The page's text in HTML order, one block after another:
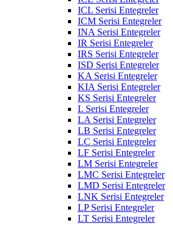
ICL Serisi Entegreler
ICM Serisi Entegreler
INA Serisi Entegreler
IR Serisi Entegreler
IRS Serisi Entegreler
ISD Serisi Entegreler
KA Serisi Entegreler
KIA Serisi Entegreler
KS Serisi Entegreler
L Serisi Entegreler
LA Serisi Entegreler
LB Serisi Entegreler
LC Serisi Entegreler
LF Serisi Entegreler
LM Serisi Entegreler
LMC Serisi Entegreler
LMD Serisi Entegreler
LNK Serisi Entegreler
LP Serisi Entegreler
LT Serisi Entegreler